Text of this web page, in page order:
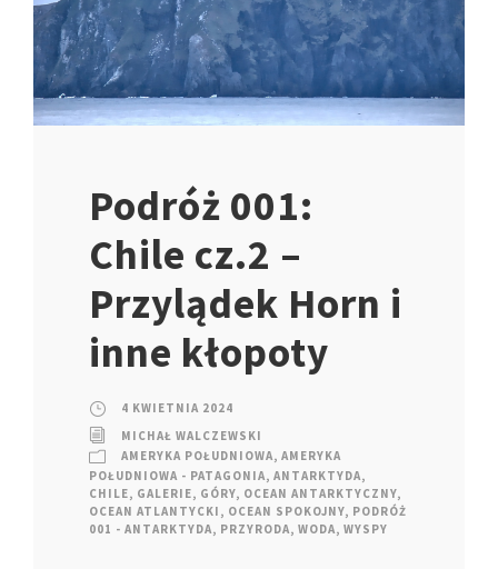
Podróż 001:
Chile cz.2 –
Przylądek Horn i
inne kłopoty
4 KWIETNIA 2024
MICHAŁ WALCZEWSKI
AMERYKA POŁUDNIOWA, AMERYKA
POŁUDNIOWA - PATAGONIA, ANTARKTYDA,
CHILE, GALERIE, GÓRY, OCEAN ANTARKTYCZNY,
OCEAN ATLANTYCKI , OCEAN SPOKOJNY, PODRÓŻ
001 - ANTARKTYDA, PRZYRODA, WODA, WYSPY